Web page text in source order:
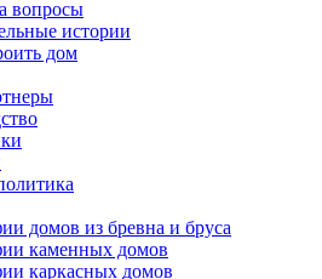
вопросы
истории
дом
домов из бревна и бруса
каменных домов
каркасных домов